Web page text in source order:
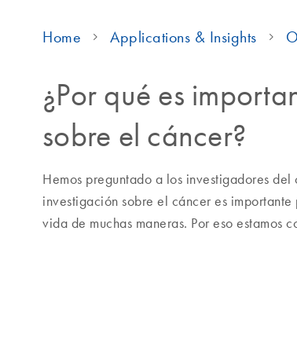
Home Applications & Insights
¿Por qué es
sobre el cáncer?
Hemos preguntado a los investigadores
investigación sobre el cáncer es
vida de muchas maneras. Por eso estamos